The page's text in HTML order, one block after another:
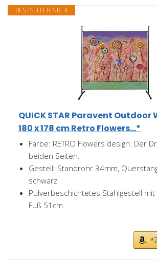
BESTSELLER NR. 4
QUICK STAR Paravent
180 x 178 cm Retro Flowers...*
Farbe: RETRO Flowers design. Der
beiden Seiten.
Gestell: Standrohr 34mm,
schwarz
Pulverbeschichtetes Stahlgestell
Fuß 51cm